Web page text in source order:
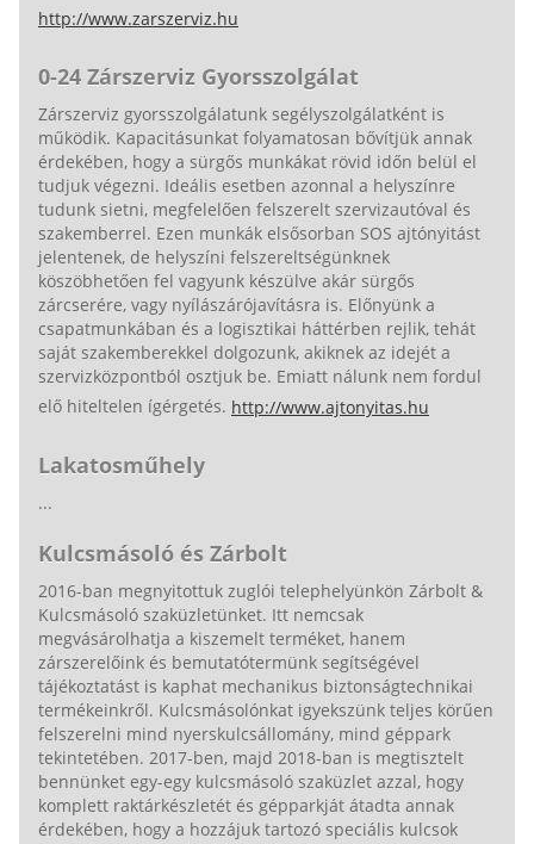
http://www.zarszerviz.hu
0-24 Zárszerviz Gyorsszolgálat
Zárszerviz gyorsszolgálatunk segélyszolgálatként is
működik. Kapacitásunkat folyamatosan bővítjük annak
érdekében, hogy a sürgős munkákat rövid időn belül el
tudjuk végezni. Ideális esetben azonnal a helyszínre
tudunk sietni, megfelelően felszerelt szervizautóval és
szakemberrel. Ezen munkák elsősorban SOS ajtónyitást
jelentenek, de helyszíni felszereltségünknek
köszöbhetően fel vagyunk készülve akár sürgős
zárcserére, vagy nyílászárójavításra is. Előnyünk a
csapatmunkában és a logisztikai háttérben rejlik, tehát
saját szakemberekkel dolgozunk, akiknek az idejét a
szervizközpontból osztjuk be. Emiatt nálunk nem fordul
elő hiteltelen ígérgetés. http://www.ajtonyitas.hu
Lakatosműhely
...
Kulcsmásoló és Zárbolt
2016-ban megnyitottuk zuglói telephelyünkön Zárbolt &
Kulcsmásoló szaküzletünket. Itt nemcsak
megvásárolhatja a kiszemelt terméket, hanem
zárszerelőink és bemutatótermünk segítségével
tájékoztatást is kaphat mechanikus biztonságtechnikai
termékeinkről. Kulcsmásolónkat igyekszünk teljes körűen
felszerelni mind nyerskulcsállomány, mind géppark
tekintetében. 2017-ben, majd 2018-ban is megtisztelt
bennünket egy-egy kulcsmásoló szaküzlet azzal, hogy
komplett raktárkészletét és gépparkját átadta annak
érdekében, hogy a hozzájuk tartozó speciális kulcsok